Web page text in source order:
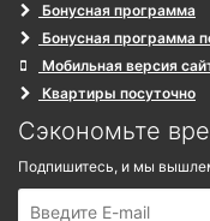
Бонусная программа
Бонусная программа
Мобильная версия
Квартиры посуточно
Сэкономьте
Подпишитесь, и мы